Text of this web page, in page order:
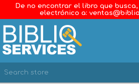
De no encontrar el libro que
electrónico a: